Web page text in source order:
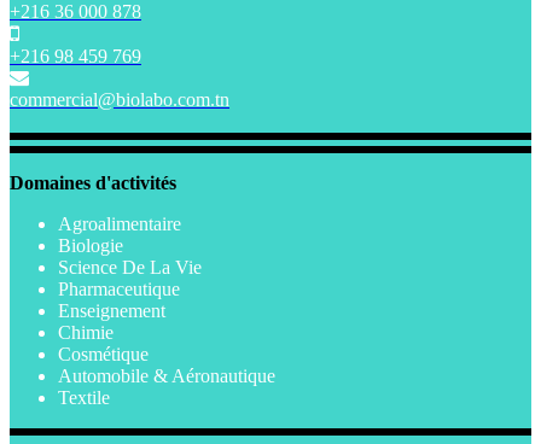
+216 36 000 878
+216 98 459 769
commercial@biolabo.com.tn
Domaines d'activités
Agroalimentaire
Biologie
Science De La Vie
Pharmaceutique
Enseignement
Chimie
Cosmétique
Automobile & Aéronautique
Textile